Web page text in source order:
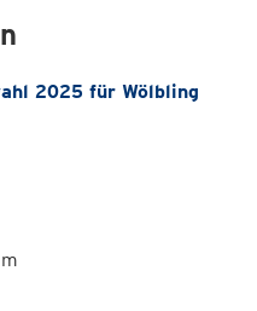
2025 für Wölbling